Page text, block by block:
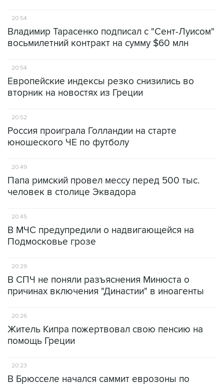
20:54
Владимир Тарасенко подписал с "Сент-Луисом"
восьмилетний контракт на сумму $60 млн
20:54
Европейские индексы резко снизились во
вторник на новостях из Греции
20:52
Россия проиграла Голландии на старте
юношеского ЧЕ по футболу
20:49
Папа римский провел мессу перед 500 тыс.
человек в столице Эквадора
20:45
В МЧС предупредили о надвигающейся на
Подмосковье грозе
20:29
В СПЧ не поняли разъяснения Минюста о
причинах включения "Династии" в иноагенты
20:26
Житель Кипра пожертвовал свою пенсию на
помощь Греции
20:23
В Брюсселе начался саммит еврозоны по